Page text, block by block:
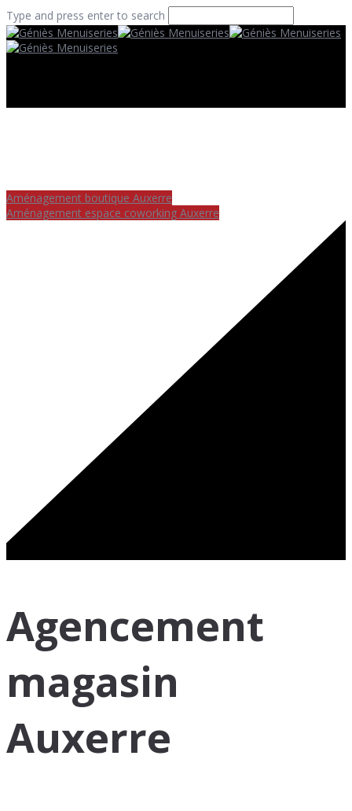
Type and press enter to search
Aménagement boutique Auxerre
Aménagement espace coworking Auxerre
Agencement
magasin
Auxerre